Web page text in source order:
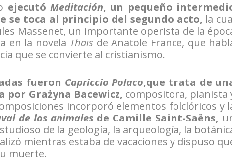
ejecutó Meditación, un pequeño
se toca al principio del segundo acto, la
Massenet, un importante operista de la
en la novela Thaïs de Anatole France, que
que se convierte al cristianismo.
fueron Capriccio Polaco,que trata de
por Grażyna Bacewicz, compositora, pianista
incorporó elementos folclóricos y
de los animales de Camille Saint-Saëns,
de la geología, la arqueología, la
mientras estaba de vacaciones y dispuso
muerte.